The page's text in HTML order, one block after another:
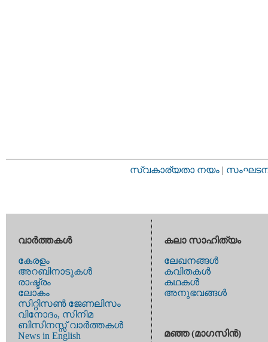
സ്വകാര്യതാ നയം |
വാര്‍ത്തകള്‍
കേരളം
അറബിനാടുകള്‍
രാഷ്ട്രം
ലോകം
സിറ്റിസണ്‍ ജേണലിസം
വിനോദം, സിനിമ
ബിസിനസ്സ് വാര്‍ത്തകള്‍
News in English
കലാ സാഹിത്യം
ലേഖനങ്ങള്‍
കവിതകള്‍
കഥകള്‍
അനുഭവങ്ങള്‍
മഞ്ഞ (മാഗസിന്‍)